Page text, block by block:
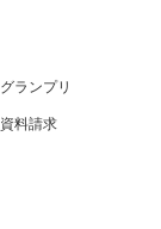
ランプリ
料請求